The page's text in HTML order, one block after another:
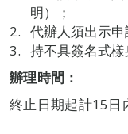
明）；
代辦人須出示
持不具簽名式樣
辦理時間：
終止日期起計15日